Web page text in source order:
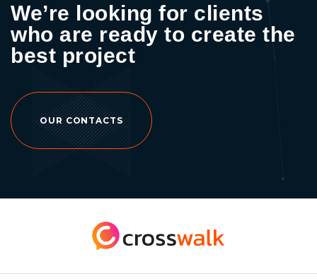
แล้ว ก็เหมือนมีผู้ช่วยที่จะคอยแก้จุดต่าง ๆ ที่ผิด
พลาด ให้ข้อเสนอแนะ และปรับโครงสร้าง
บทความของเรา เพื่อให้ตรงตามหลักของ SEO
และที่น่าสนใจยังมีส่วนสนับสนุนให้บทความของ
เกี่ยวกับ >> Yoast SEO หรืออ่านบทความอื่นๆ
เพิ่มเติม >> CrosswalkAgency . สนใจปรึกษา
ทำการตลาดออนไลน์ ติดต่อ ? 097-919-2112
หรือ Facebook Fanpage : Crosswalk – Digital
Marketing Agency
We’re looking for clients
who are ready to create the
best project
OUR CONTACTS